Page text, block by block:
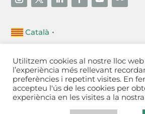
Català ▼
Unió Empresarial de l’Anoia (UEA)
Ctra. de Manresa, 131, 08700 –
Tel 93 805 22 92
Contactar
Utilitzem cookies al nostre lloc
l’experiència més rellevant
preferències i repetint visites. En
accepteu l'ús de les cookies per
experiència en les visites a la